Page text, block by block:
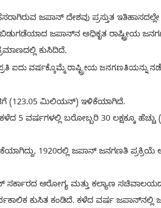
ಜಪಾನ್ ದೇಶವು ಪ್ರಸ್ತುತ
ಬಿಡುಗಡೆಯಾದ ಜಪಾನ್‌ನ ಅಧಿಕೃತ ರಾಷ್ಟ್ರೀಯ
ಕುಸಿದಿದೆ.
(123.05 ಮಿಲಿಯನ್) ಇಳಿಕೆಯಾಗಿದೆ.
5 ವರ್ಷಗಳಲ್ಲಿ ಬರೋಬ್ಬರಿ 30 ಲಕ್ಷಕ್ಕೂ
1920ರಲ್ಲಿ ಜಪಾನ್ ಜನಗಣತಿ
ಸರ್ಕಾರದ ಆರೋಗ್ಯ ಮತ್ತು ಕಲ್ಯಾಣ
ಕುಸಿತ ಕಂಡಿದೆ. ಕಳೆದ ವರ್ಷ ಜಪಾನ್‌ನಲ್ಲಿ